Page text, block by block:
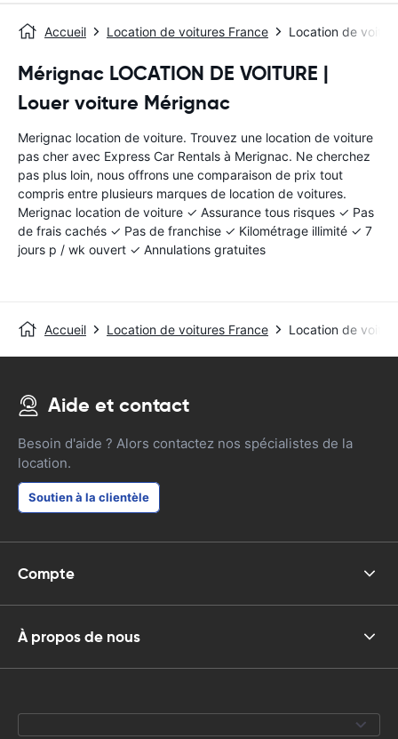
Accueil Location de voitures France Location de
Mérignac LOCATION DE VOITURE |
Louer voiture Mérignac
Merignac location de voiture. Trouvez une location de voiture
pas cher avec Express Car Rentals à Merignac. Ne cherchez
pas plus loin, nous offrons une comparaison de prix tout
compris entre plusieurs marques de location de voitures.
Merignac location de voiture ✓ Assurance tous risques ✓ Pas
de frais cachés ✓ Pas de franchise ✓ Kilométrage illimité ✓ 7
jours p / wk ouvert ✓ Annulations gratuites
Accueil Location de voitures France Location de
Aide et contact
Besoin d'aide ? Alors contactez nos spécialistes de la
location.
Soutien à la clientèle
Compte
À propos de nous